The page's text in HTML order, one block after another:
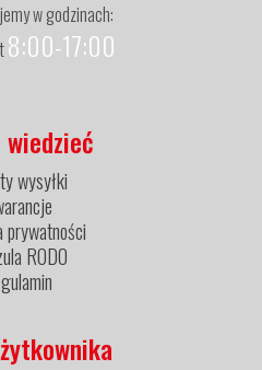
w godzinach:
8:00-17:00
wiedzieć
wysyłki
prywatności
RODO